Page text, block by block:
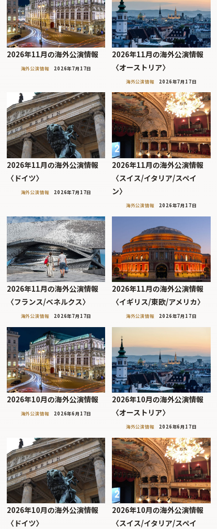
2026年11月の海外公演情報
海外公演情報 2026年7月17日
2026年11月の海外公演情報
〈オーストリア〉
海外公演情報 2026年7月17日
2026年11月の海外公演情報
〈ドイツ〉
海外公演情報 2026年7月17日
2026年11月の海外公演情報
〈スイス/イタリア/スペイ
ン〉
海外公演情報 2026年7月17日
2026年11月の海外公演情報
〈フランス/ベネルクス〉
海外公演情報 2026年7月17日
2026年11月の海外公演情報
〈イギリス/東欧/アメリカ〉
海外公演情報 2026年7月17日
2026年10月の海外公演情報
海外公演情報 2026年6月17日
2026年10月の海外公演情報
〈オーストリア〉
海外公演情報 2026年6月17日
2026年10月の海外公演情報
〈ドイツ〉
2026年10月の海外公演情報
〈スイス/イタリア/スペイ